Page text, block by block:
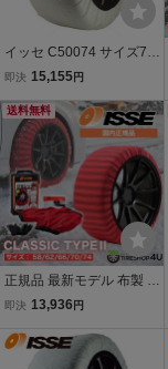
イッセ C50074 サイズ74
ISSE スノーソックス(布
ー チェーン規制適合 [代
引・ゆっくり払い不可]84
12418002606
即決 15,155円
送料無料
正規品 最新モデル 布製 IS
SE サイズ66 イッセ スノ
イプ2 非金属 タイヤチェ
ーン ジャッキアップ不要
即決 13,936 円